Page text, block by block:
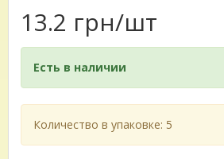
13.2 грн/шт
Есть в наличии
Количество в упаковке: 5